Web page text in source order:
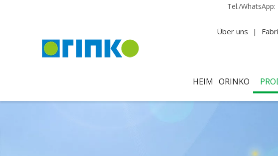
Tel./WhatsApp:
Über uns |
HEIM ORINKO